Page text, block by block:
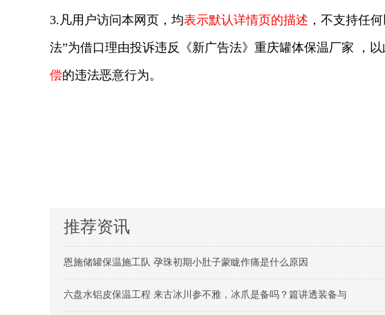
3.凡用户访问本网页，均表示默认详情页的描述 ，不支持任
法”为借口理由投诉违反《新广告法》重庆罐体保温厂家 ，
偿的违法恶意行为。
推荐资讯
恩施储罐保温施工队 孕珠初期小肚子蒙眬作痛是什么原因
六盘水铝皮保温工程 来古冰川参不雅，冰爪是备吗？篇讲透装备与